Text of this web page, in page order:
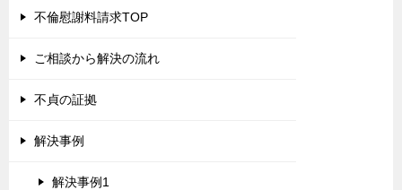
不倫慰謝料請求TOP
ご相談から解決の流れ
不貞の証拠
解決事例
解決事例1